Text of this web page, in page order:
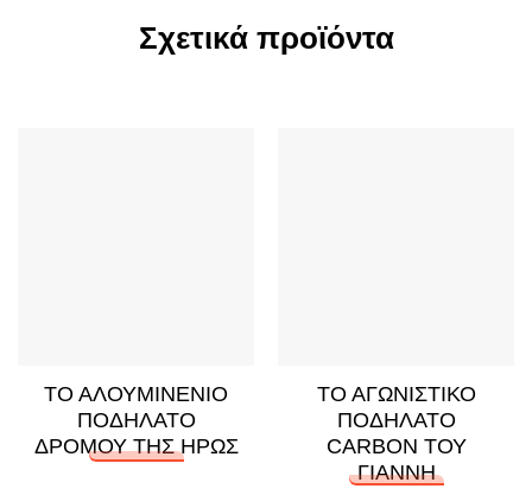
Σχετικά προϊόντα
ΤΟ ΑΛΟΥΜΙΝΕΝΙΟ
ΠΟΔΗΛΑΤΟ
ΔΡΟΜΟΥ ΤΗΣ ΗΡΩΣ
ΤΟ ΑΓΩΝΙΣΤΙΚΟ
ΠΟΔΗΛΑΤΟ
CARBON ΤΟΥ
ΓΙΑΝΝΗ